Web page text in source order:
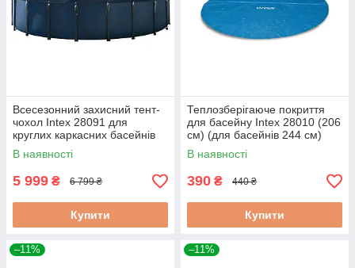
Всесезонний захисний тент-
чохол Intex 28091 для
круглих каркасних басейнів
732 см
В наявності
5 999 ₴ 6 799 ₴
Купити
Теплозберігаюче покриття
для басейну Intex 28010 (206
см) (для басейнів 244 см)
В наявності
390 ₴ 440 ₴
Купити
–11% –11%